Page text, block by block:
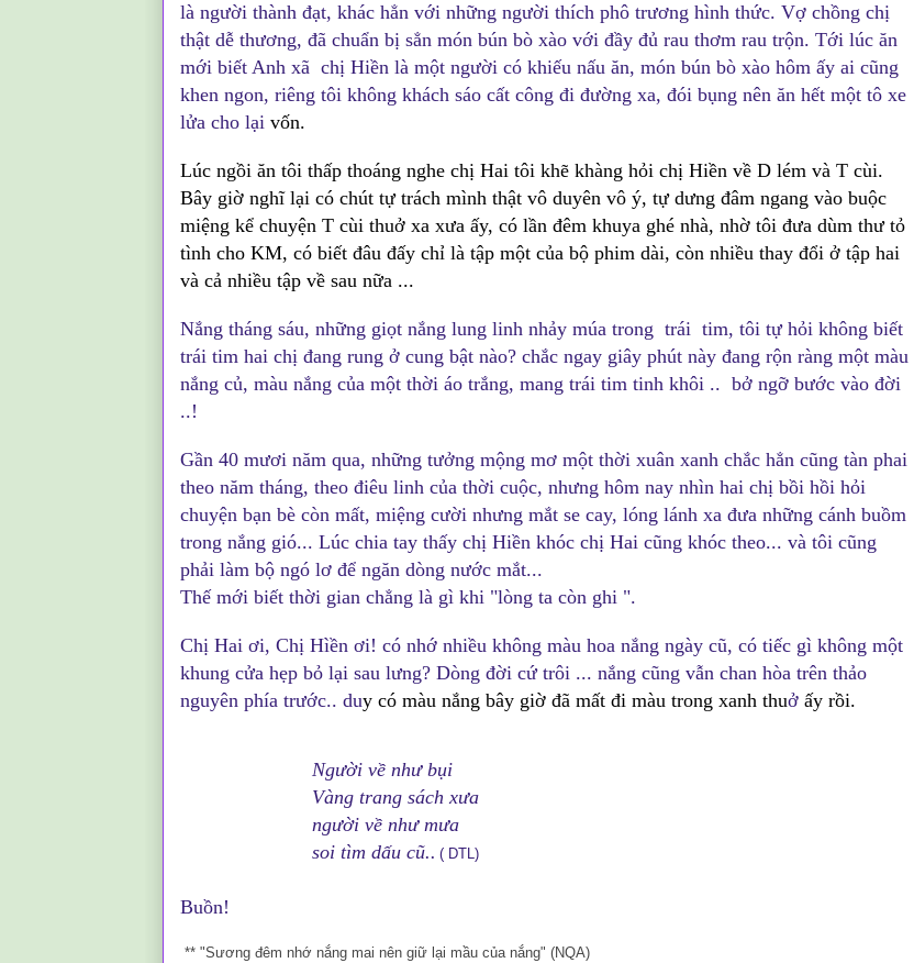
là người thành đạt, khác hẳn với những người thích phô trương hình thức. Vợ chồng chị
thật dễ thương, đã chuẩn bị sẳn món bún bò xào với đầy đủ rau thơm rau trộn. Tới lúc ăn
mới biết Anh xã chị Hiền là một người có khiếu nấu ăn, món bún bò xào hôm ấy ai cũng
khen ngon, riêng tôi không khách sáo cất công đi đường xa, đói bụng nên ăn hết một tô xe
lửa cho lạivốn.
Lúc ngồi ăn tôi thấp thoáng nghe chị Hai tôi khẽ khàng hỏi chị Hiền về D lém và T cùi.
Bây giờ nghĩ lại có chút tự trách mình thật vô duyên vô ý, tự dưng đâm ngang vào buộc
miệng kể chuyện T cùi thuở xa xưa ấy, có lần đêm khuya ghé nhà, nhờ tôi đưa dùm thư tỏ
tình cho KM, có biết đâu đấy chỉ là tập một của bộ phim dài, còn nhiều thay đổi ở tập hai
và cả nhiều tập về sau nữa ...
Nắng tháng sáu, những giọt nắng lung linh nhảy múa trong trái tim, tôi tự hỏi không biết
trái tim hai chị đang rung ở cung bật nào? chắc ngay giây phút này đang rộn ràng một màu
nắng củ, màu nắng của một thời áo trắng, mang trái tim tinh khôi .. bở ngỡ bước vào đời
..!
Gần 40 mươi năm qua, những tưởng mộng mơ một thời xuân xanh chắc hẳn cũng tàn phai
theo năm tháng, theo điêu linh của thời cuộc, nhưng hôm nay nhìn hai chị bồi hồi hỏi
chuyện bạn bè còn mất, miệng cười nhưng mắt se cay, lóng lánh xa đưa những cánh buồm
trong nắng gió... Lúc chia tay thấy chị Hiền khóc chị Hai cũng khóc theo... và tôi cũng
phải làm bộ ngó lơ để ngăn dòng nước mắt...
Thế mới biết thời gian chẳng là gì khi "lòng ta còn ghi ".
Chị Hai ơi, Chị Hìền ơi! có nhớ nhiều không màu hoa nắng ngày cũ, có tiếc gì không một
khung cửa hẹp bỏ lại sau lưng? Dòng đời cứ trôi ... nắng cũng vẫn chan hòa trên thảo
nguyên phía trước.. duy có màu nắng bây giờ đã mất đi màu trong xanh thuởấy rồi.
Người về như bụi
Vàng trang sách xưa
người về như mưa
soi tìm dấu cũ.. ( DTL)
Buồn!
** "Sương đêm nhớ nắng mai nên giữ lại mầu của nắng" (NQA)